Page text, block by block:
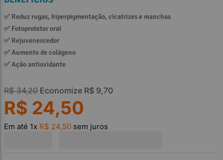
✅ Reduz rugas, hiperpigmentação, cicatrizes e manchas
✅ Fotoprotetor oral
✅ Rejuvenescedor
✅ Aumento de colágeno
✅ Ação antioxidante
R$ 34,20 Economize R$ 9,70
R$ 24,50
Em até 1x R$ 24,50 sem juros